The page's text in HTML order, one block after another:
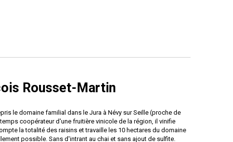
Rousset-Martin
le domaine familial dans le Jura à Névy sur Seille (proche de
coopérateur d'une fruitière vinicole de la région, il vinifie
la totalité des raisins et travaille les 10 hectares du domaine
possible. Sans d'intrant au chai et sans ajout de sulfite.